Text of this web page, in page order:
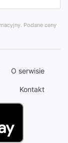
Podane ceny
O serwisie
Kontakt